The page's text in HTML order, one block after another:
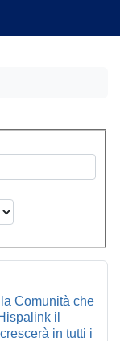
Comunità che
il
in tutti i